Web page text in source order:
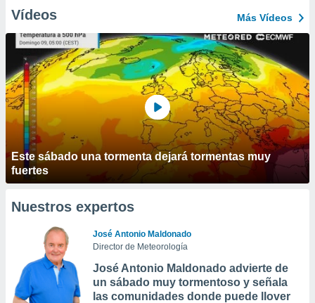
Vídeos Más Vídeos
Este sábado una tormenta dejará tormentas muy
fuertes
Nuestros expertos
José Antonio Maldonado
Director de Meteorología
José Antonio Maldonado advierte de
un sábado muy tormentoso y señala
las comunidades donde puede llover